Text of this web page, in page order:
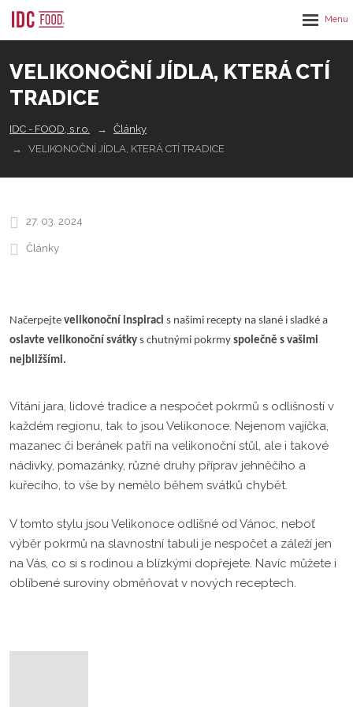
VELIKONOČNÍ JÍDLA, KTERÁ CTÍ
TRADICE
IDC - FOOD, s.r.o.
Články
VELIKONOČNÍ JÍDLA, KTERÁ CTÍ TRADICE
27. 03. 2024
Články
Načerpejte velikonoční inspiraci s našimi recepty na slané i sladké a
oslavte velikonoční svátky s chutnými pokrmy společně s vašimi
nejbližšími.
Vítání jara, lidové tradice a nespočet pokrmů s odlišností v
každém regionu, tak to jsou Velikonoce. Nejenom vajíčka,
mazanec či beránek patří na velikonoční stůl, ale i takové
nádivky, pomazánky, různé druhy příprav jehněčího a
kuřecího, to vše by nemělo během svátků chybět.
V tomto stylu jsou Velikonoce odlišné od Vánoc, neboť
výběr pokrmů na slavnostní tabuli je nespočet a záleží jen
na Vás, co si s rodinou a blízkými dopřejete. Navíc můžete i
oblíbené suroviny obměňovat v nových receptech.